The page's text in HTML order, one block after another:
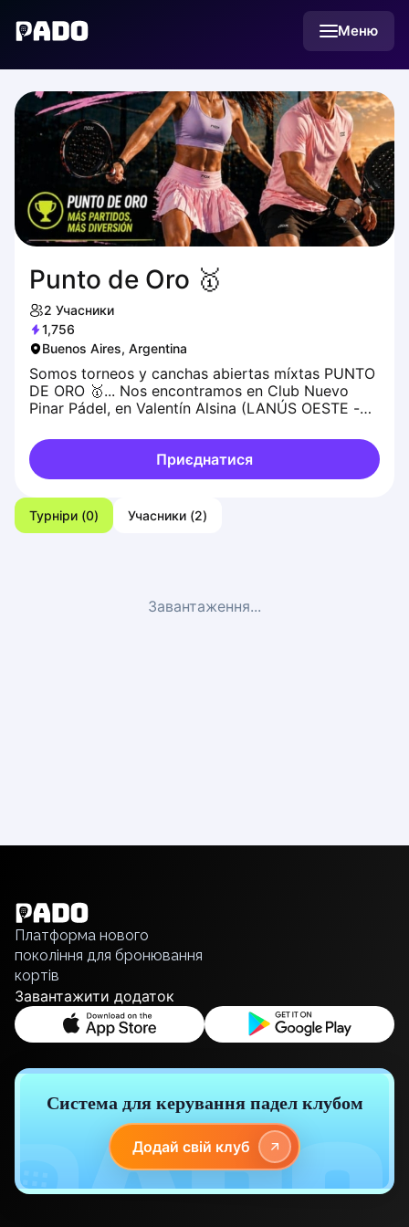
Меню
Українська
Punto de Oro 🥇
2 Учасники
1,756
Buenos Aires, Argentina
Somos torneos y canchas abiertas míxtas PUNTO
DE ORO 🥇... Nos encontramos en Club Nuevo
Pinar Pádel, en Valentín Alsina (LANÚS OESTE -
Приєднатися
Турніри (0) Учасники (2)
Завантаження...
Polski
Русский
Платформа нового
покоління для бронювання
кортів
Завантажити додаток
Система для керування падел клубом
Додай свій клуб